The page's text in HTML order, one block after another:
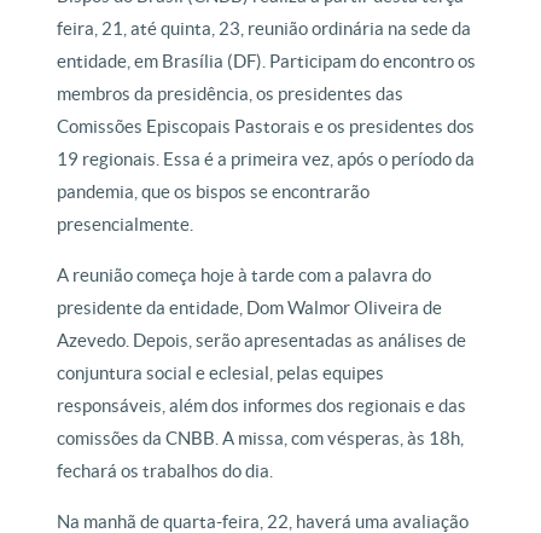
feira, 21, até quinta, 23, reunião ordinária na sede da
entidade, em Brasília (DF). Participam do encontro os
membros da presidência, os presidentes das
Comissões Episcopais Pastorais e os presidentes dos
19 regionais. Essa é a primeira vez, após o período da
pandemia, que os bispos se encontrarão
presencialmente.
A reunião começa hoje à tarde com a palavra do
presidente da entidade, Dom Walmor Oliveira de
Azevedo. Depois, serão apresentadas as análises de
conjuntura social e eclesial, pelas equipes
responsáveis, além dos informes dos regionais e das
comissões da CNBB. A missa, com vésperas, às 18h,
fechará os trabalhos do dia.
Na manhã de quarta-feira, 22, haverá uma avaliação